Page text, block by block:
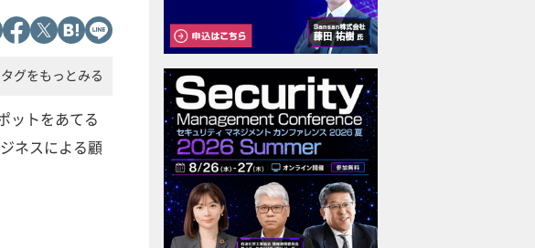
タグをもっとみる
ットをあてる
ネスによる顧